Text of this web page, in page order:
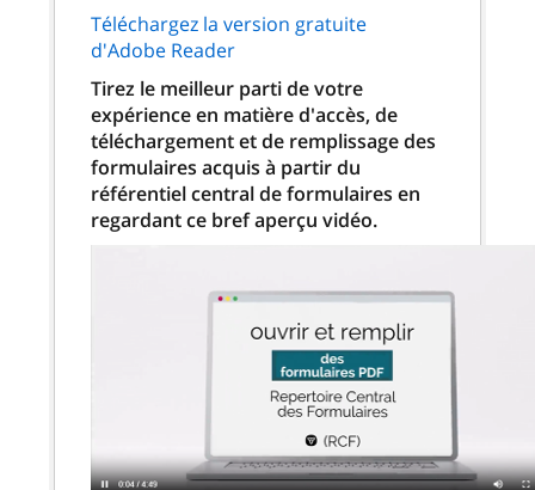
Téléchargez la version gratuite
d'Adobe Reader
Tirez le meilleur parti de votre
expérience en matière d'accès, de
téléchargement et de remplissage des
formulaires acquis à partir du
référentiel central de formulaires en
regardant ce bref aperçu vidéo.